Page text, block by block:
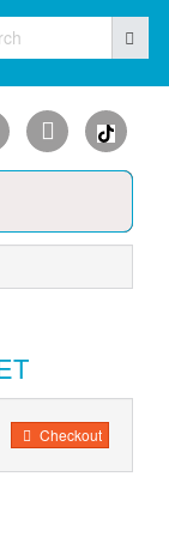
Checkout